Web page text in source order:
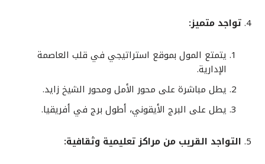
تواجد متميز:
يتمتع المول بموقع استراتيجي في قلب العاصمة
الإدارية.
يطل مباشرة على محور الأمل ومحور الشيخ زايد.
يطل على البرج الأيقوني، أطول برج في أفريقيا.
التواجد القريب من مراكز تعليمية وثقافية: